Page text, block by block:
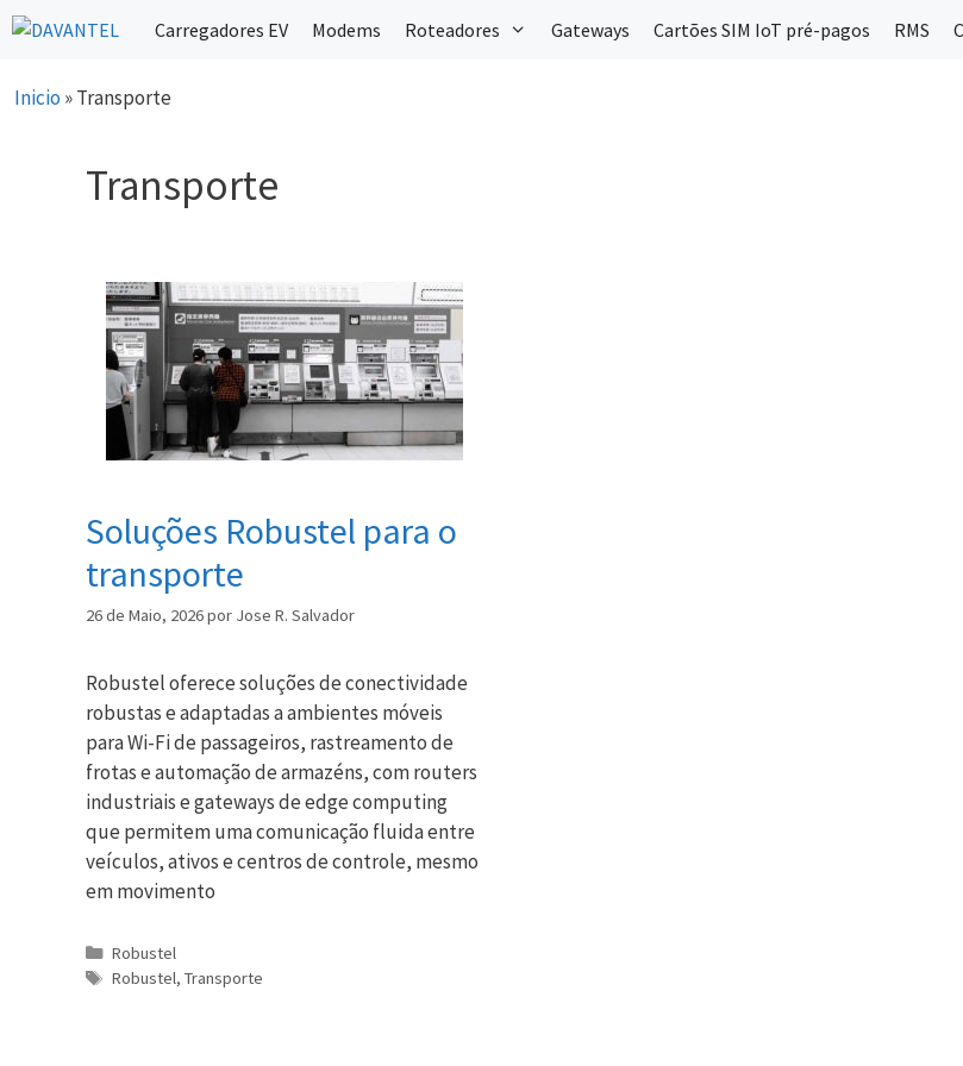
Saltar
para
conteúdo
Carregadores EV Modems Roteadores Gateways Cartões SIM IoT pré-pagos RMS
Inicio »Transporte
Transporte
Soluções Robustel para o
transporte
26 de Maio, 2026por Jose R. Salvador
Robustel oferece soluções de conectividade
robustas e adaptadas a ambientes móveis
para Wi-Fi de passageiros, rastreamento de
frotas e automação de armazéns, com routers
industriais e gateways de edge computing
que permitem uma comunicação fluida entre
veículos, ativos e centros de controle, mesmo
em movimento
Categorias
Robustel
Etiquetas
Robustel, Transporte